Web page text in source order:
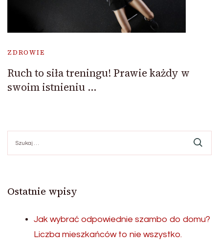
ZDROWIE
Ruch to siła treningu! Prawie każdy w
swoim istnieniu …
Ostatnie wpisy
Jak wybrać odpowiednie szambo do domu?
Liczba mieszkańców to nie wszystko.